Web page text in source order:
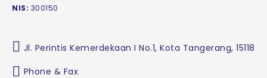
NIS: 300150
Jl. Perintis Kemerdekaan I No.1, Kota Tangerang, 15118
Phone & Fax